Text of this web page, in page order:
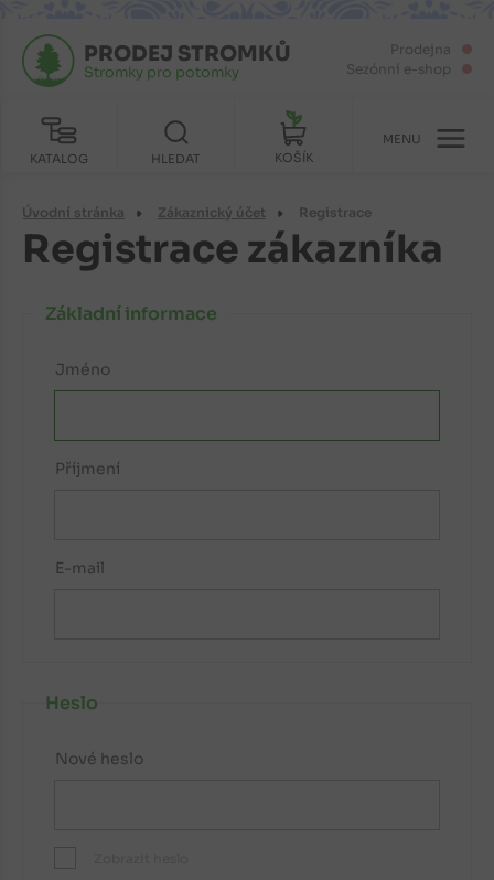
Prodejna
Sezónní e-shop
KATALOG
PRODEJ STROMKŮ
Stromky pro potomky
HLEDAT KOŠÍK
MENU
Úvodní stránka Zákaznický účet Registrace
Registrace zákazníka
Základní informace
Jméno
Příjmení
E-mail
Heslo
Nové heslo